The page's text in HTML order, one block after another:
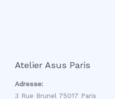
Atelier Asus Paris
Adresse:
3 Rue Brunel 75017 Paris